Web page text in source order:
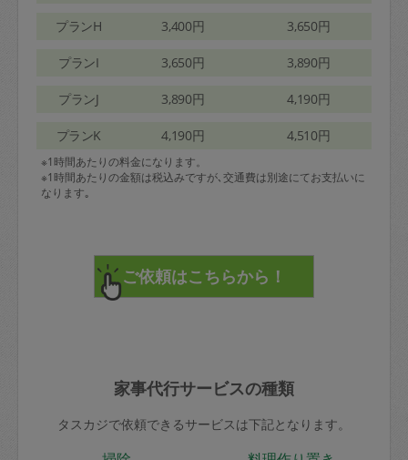
プランH 3,400円 3,650円
プランI 3,650円 3,890円
プランJ 3,890円 4,190円
プランK 4,190円 4,510円
※1時間あたりの料金になります。
※1時間あたりの金額は税込みですが､交通費は別途にてお支払いに
なります｡
家事代行サービスの種類
タスカジで依頼できるサービスは下記となります。